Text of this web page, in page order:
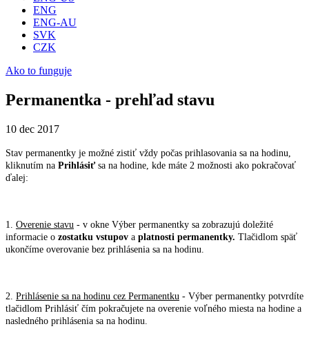
ENG
ENG-AU
SVK
CZK
Ako to funguje
Permanentka - prehľad stavu
10 dec 2017
Stav permanentky je možné zistiť vždy počas prihlasovania sa na hodinu,
kliknutím na Prihlásiť sa na hodine, kde máte 2 možnosti ako pokračovať
ďalej:
1. Overenie stavu - v okne Výber permanentky sa zobrazujú doležité
informacie o zostatku vstupov a platnosti permanentky. Tlačidlom späť
ukončíme overovanie bez prihlásenia sa na hodinu.
2. Prihlásenie sa na hodinu cez Permanentku - Výber permanentky potvrdíte
tlačidlom Prihlásiť čím pokračujete na overenie voľného miesta na hodine a
nasledného prihlásenia sa na hodinu.